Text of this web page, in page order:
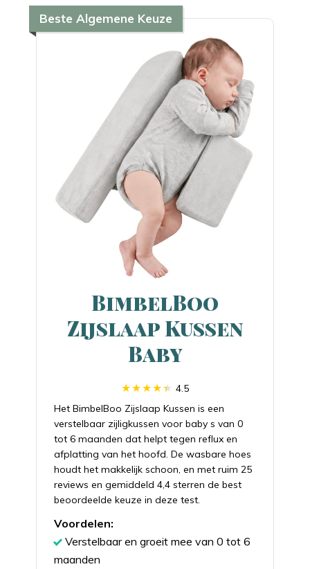
Beste Algemene Keuze
BimbelBoo
Zijslaap Kussen
Baby
4.5
Het BimbelBoo Zijslaap Kussen is een
verstelbaar zijligkussen voor baby s van 0
tot 6 maanden dat helpt tegen reflux en
afplatting van het hoofd. De wasbare hoes
houdt het makkelijk schoon, en met ruim 25
reviews en gemiddeld 4,4 sterren de best
beoordeelde keuze in deze test.
Voordelen:
Verstelbaar en groeit mee van 0 tot 6
maanden